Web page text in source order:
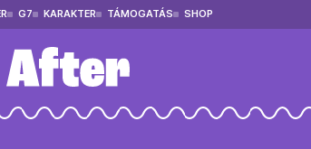
G7 KARAKTER TÁMOGATÁS SHOP